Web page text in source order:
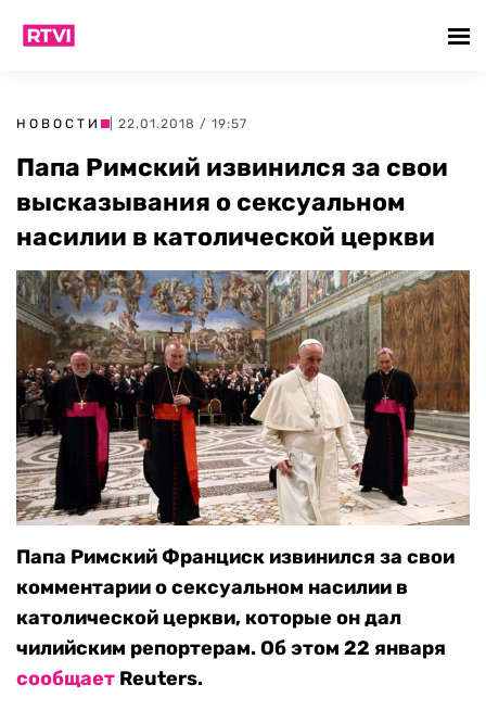
НОВОСТИ | 22.01.2018 / 19:57
Папа Римский извинился за свои
высказывания о сексуальном
насилии в католической церкви
Папа Римский Франциск извинился за свои
комментарии о сексуальном насилии в
католической церкви, которые он дал
чилийским репортерам. Об этом 22 января
сообщает Reuters.